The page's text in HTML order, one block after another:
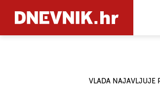
VLADA NAJAVLJUJE